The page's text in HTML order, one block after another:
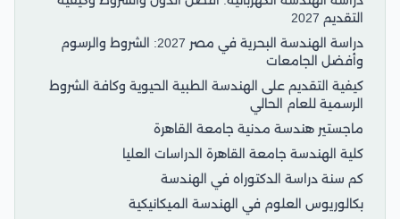
التقديم 2027
دراسة الهندسة البحرية في مصر 2027: الشروط والرسوم
وأفضل الجامعات
كيفية التقديم على الهندسة الطبية الحيوية وكافة الشروط
الرسمية للعام الحالي
ماجستير هندسة مدنية جامعة القاهرة
كلية الهندسة جامعة القاهرة الدراسات العليا
كم سنة دراسة الدكتوراه في الهندسة
بكالوريوس العلوم في الهندسة الميكانيكية